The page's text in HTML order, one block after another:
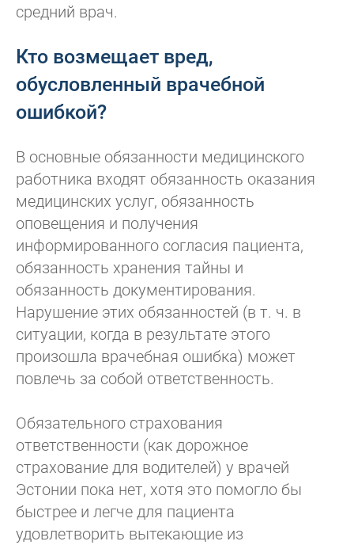
средний врач.
Кто возмещает вред,
обусловленный врачебной
ошибкой?
В основные обязанности медицинского
работника входят обязанность оказания
медицинских услуг, обязанность
оповещения и получения
информированного согласия пациента,
обязанность хранения тайны и
обязанность документирования.
Нарушение этих обязанностей (в т. ч. в
ситуации, когда в результате этого
произошла врачебная ошибка) может
повлечь за собой ответственность.
Обязательного страхования
ответственности (как дорожное
страхование для водителей) у врачей
Эстонии пока нет, хотя это помогло бы
быстрее и легче для пациента
удовлетворить вытекающие из